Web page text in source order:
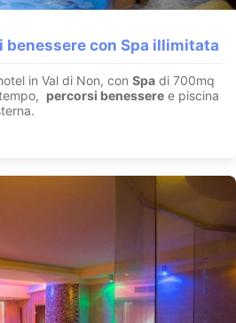
benessere con Spa illimitata
in Val di Non, con Spa di 700mq
percorsi benessere e piscina